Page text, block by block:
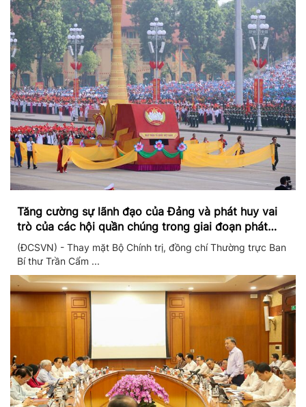
Tăng cường sự lãnh đạo của Đảng và phát huy vai
trò của các hội quần chúng trong giai đoạn phát
triển mới
(ĐCSVN) - Thay mặt Bộ Chính trị, đồng chí Thường trực Ban
Bí thư Trần Cẩm ...